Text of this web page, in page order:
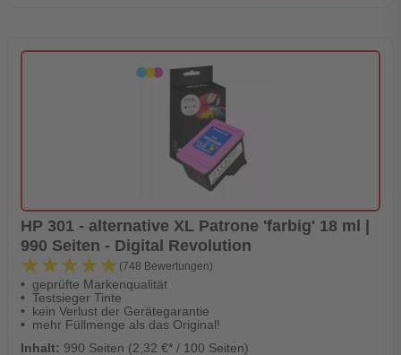
HP 301 - alternative XL Patrone 'farbig' 18 ml |
990 Seiten - Digital Revolution
★★★★★
★★★★★ (748 Bewertungen)
geprüfte Markenqualität
Testsieger Tinte
kein Verlust der Gerätegarantie
mehr Füllmenge als das Original!
Inhalt: 990 Seiten (2,32 €* / 100 Seiten)